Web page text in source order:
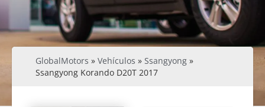
GlobalMotors » Vehículos » Ssangyong »
Ssangyong Korando D20T 2017